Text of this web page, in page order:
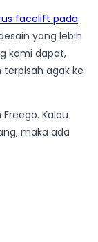
facelift pada
yang lebih
kami dapat,
agak ke
Kalau
maka ada